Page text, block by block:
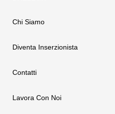
Chi Siamo
Diventa Inserzionista
Contatti
Lavora Con Noi